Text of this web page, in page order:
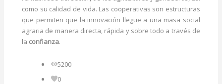
como su calidad de vida. Las cooperativas son estructuras
que permiten que la innovación llegue a una masa social
agraria de manera directa, rápida y sobre todo a través de
la confianza.
5200
0